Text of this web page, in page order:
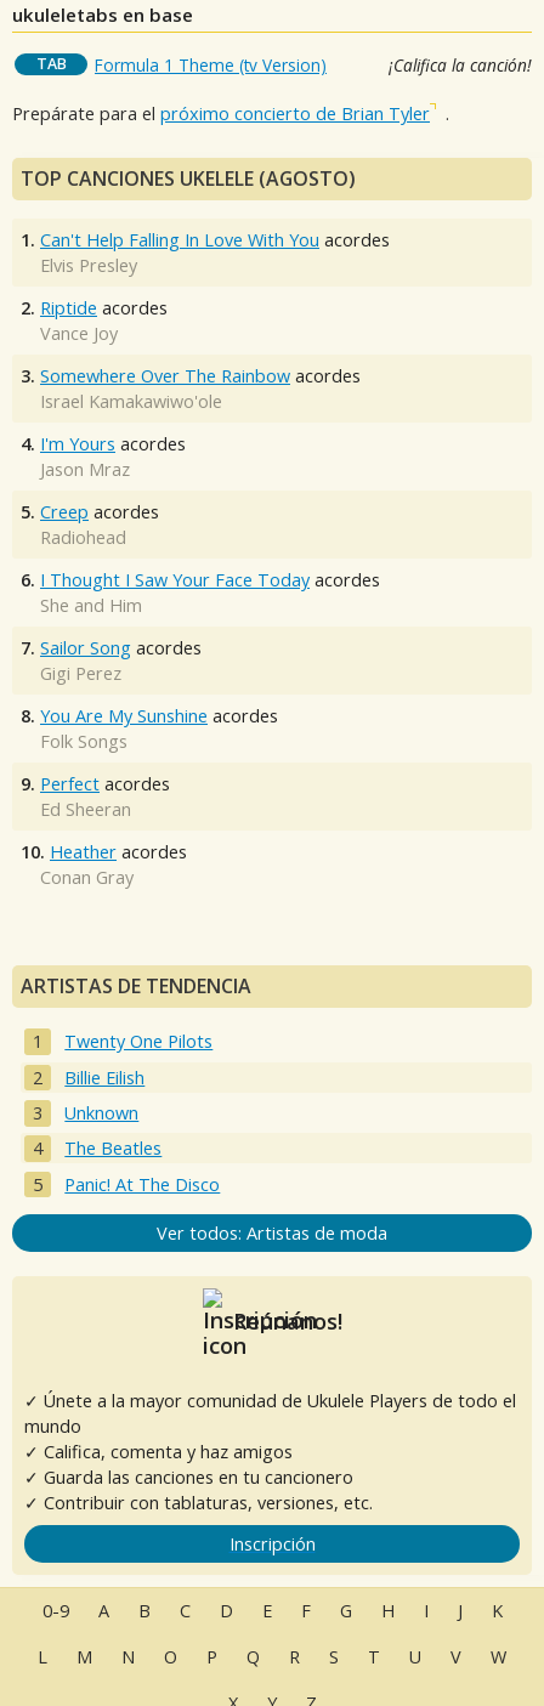
ukuleletabs en base
TAB Formula 1 Theme (tv Version) ¡Califica la canción!
Prepárate para el próximo concierto de Brian Tyler .
TOP CANCIONES UKELELE (AGOSTO)
1. Can't Help Falling In Love With You acordes
Elvis Presley
2. Riptide acordes
Vance Joy
3. Somewhere Over The Rainbow acordes
Israel Kamakawiwo'ole
4. I'm Yours acordes
Jason Mraz
5. Creep acordes
Radiohead
6. I Thought I Saw Your Face Today acordes
She and Him
7. Sailor Song acordes
Gigi Perez
8. You Are My Sunshine acordes
Folk Songs
9. Perfect acordes
Ed Sheeran
10. Heather acordes
Conan Gray
ARTISTAS DE TENDENCIA
Twenty One Pilots
Billie Eilish
Unknown
The Beatles
Panic! At The Disco
Ver todos: Artistas de moda
Reúnanos!
✓ Únete a la mayor comunidad de Ukulele Players de todo el
mundo
✓ Califica, comenta y haz amigos
✓ Guarda las canciones en tu cancionero
✓ Contribuir con tablaturas, versiones, etc.
Inscripción
0-9 A B C D E F G H I J
K
L
M N O P Q R S T U V
W